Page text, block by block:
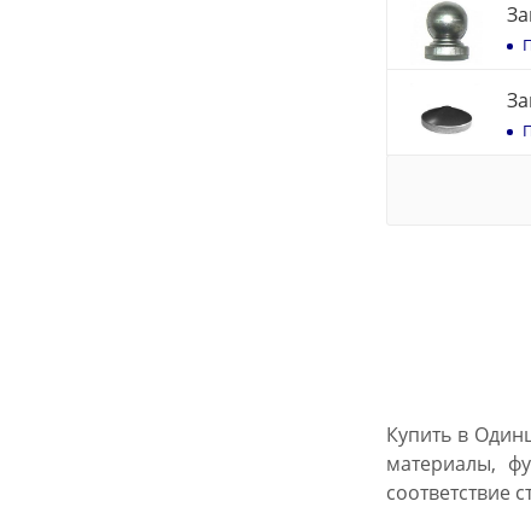
Купить в
материалы,
соответствие